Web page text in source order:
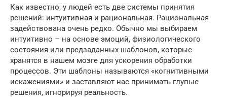
Как известно, у людей есть две системы принятия
решений: интуитивная и рациональная. Рациональная
задействована очень редко. Обычно мы выбираем
интуитивно – на основе эмоций, физиологического
состояния или предзаданных шаблонов, которые
хранятся в нашем мозге для ускорения обработки
процессов. Эти шаблоны называются «когнитивными
искажениями» и заставляют нас принимать глупые
решения, игнорируя реальность.